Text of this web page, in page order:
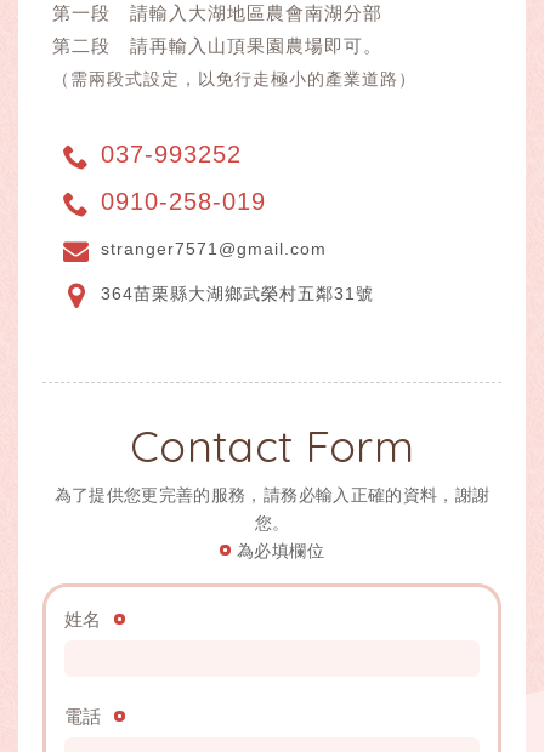
第一段 請輸入大湖地區農會南湖分部
第二段 請再輸入山頂果園農場即可。
（需兩段式設定，以免行走極小的產業道路）
037-993252
0910-258-019
stranger7571@gmail.com
364苗栗縣大湖鄉武榮村五鄰31號
Contact Form
為了提供您更完善的服務，請務必輸入正確的資料，謝謝
您。
為必填欄位
姓名
電話